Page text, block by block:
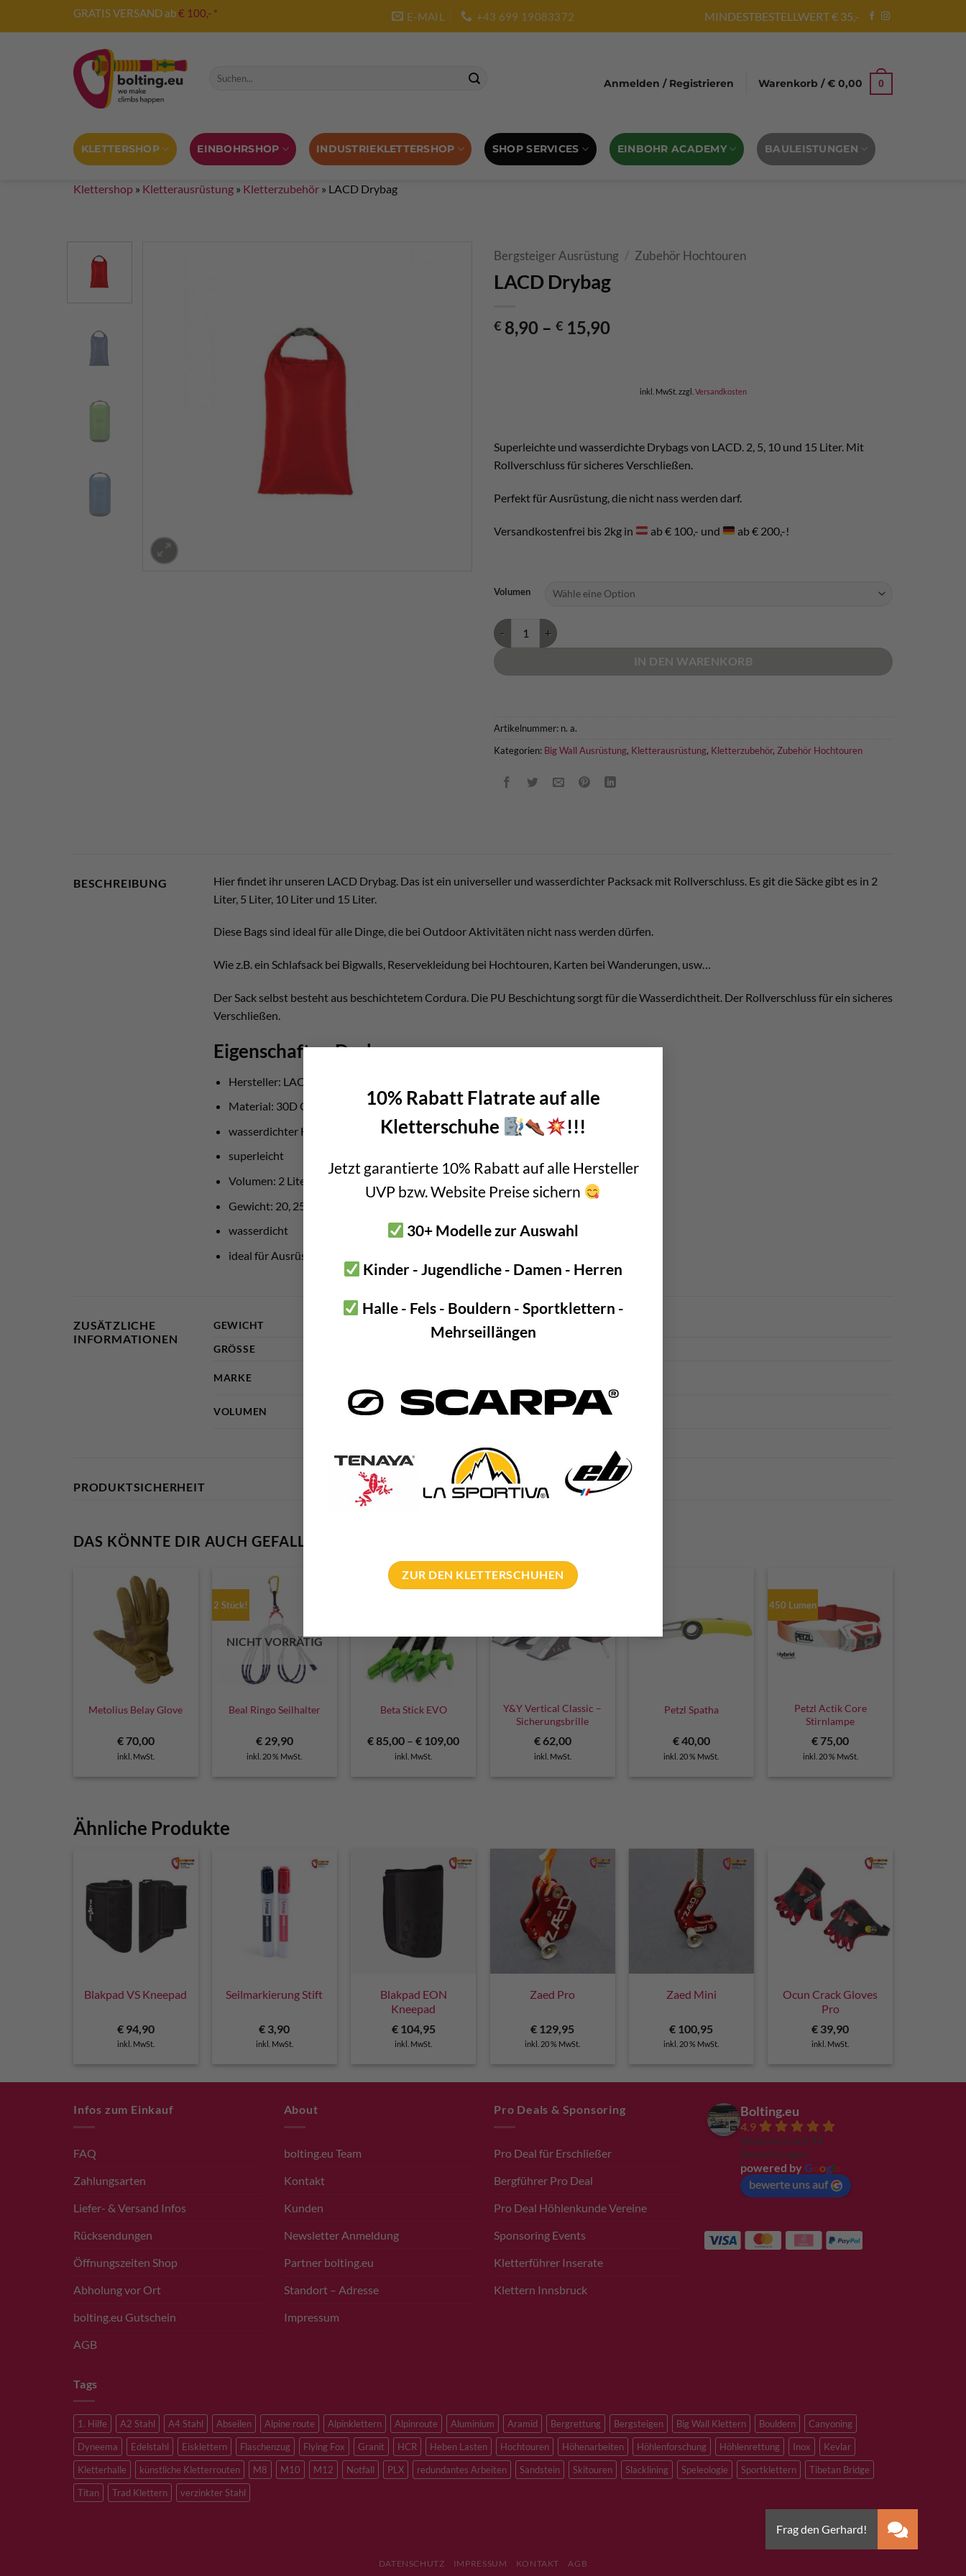
10% Rabatt Flatrate auf alle
Kletterschuhe
!!!
Jetzt garantierte 10% Rabatt auf alle Hersteller
UVP bzw. Website Preise sichern
30+ Modelle zur Auswahl
Kinder - Jugendliche - Damen - Herren
Halle - Fels - Bouldern - Sportklettern -
Mehrseillängen
ZUR DEN KLETTERSCHUHEN
GRATIS VERSAND ab€ 100,- * E-MAIL +43 699 19083372 MINDESTBESTELLWERT € 35,-
Suche nach:
Anmelden / Registrieren Warenkorb /€ 0,00 0
KLETTERSHOP EINBOHRSHOP INDUSTRIEKLETTERSHOP SHOP SERVICES EINBOHR ACADEMY BAULEISTUNGEN
Klettershop » Kletterausrüstung » Kletterzubehör » LACD Drybag
Bergsteiger Ausrüstung / Zubehör Hochtouren
LACD Drybag
€ 8,90 – € 15,90
inkl. MwSt. zzgl. Versandkosten
Superleichte und wasserdichte Drybags von LACD. 2, 5, 10 und 15 Liter. Mit
Rollverschluss für sicheres Verschließen.
Perfekt für Ausrüstung, die nicht nass werden darf.
Versandkostenfrei bis 2kg in ab € 100,- und ab € 200,-!
Volumen
LACD Drybag Menge
IN DEN WARENKORB
Artikelnummer: n. a.
Kategorien: Big Wall Ausrüstung, Kletterausrüstung, Kletterzubehör, Zubehör Hochtouren
BESCHREIBUNG
Hier findet ihr unseren LACD Drybag. Das ist ein universeller und wasserdichter Packsack mit Rollverschluss. Es git die Säcke gibt es in 2
Liter, 5 Liter, 10 Liter und 15 Liter.
Diese Bags sind ideal für alle Dinge, die bei Outdoor Aktivitäten nicht nass werden dürfen.
Wie z.B. ein Schlafsack bei Bigwalls, Reservekleidung bei Hochtouren, Karten bei Wanderungen, usw…
Der Sack selbst besteht aus beschichtetem Cordura. Die PU Beschichtung sorgt für die Wasserdichtheit. Der Rollverschluss für ein sicheres
Verschließen.
Eigenschaften Drybag
Hersteller: LACD
Material: 30D Cordura PU beschichtet
wasserdichter Hypalon Rand von Dupont
superleicht
Volumen: 2 Liter, 5 Liter, 10 Liter, 15 Liter
Gewicht: 20, 25, 32 und 40 Gramm
wasserdicht
ideal für Ausrüstung die trocken bleiben muss
ZUSÄTZLICHE
INFORMATIONEN
GEWICHT
n. a.
GRÖSSE
MARKE
VOLUMEN 10 Liter, 15 Liter, 2 Liter, 5 Liter
PRODUKTSICHERHEIT
DAS KÖNNTE DIR AUCH GEFALLEN …
Metolius Belay Glove
€70,00
inkl. MwSt.
2 Stück!
NICHT VORRÄTIG
Beal Ringo Seilhalter
€29,90
inkl. 20 % MwSt.
Beta Stick EVO
€85,00 –€ 109,00
inkl. MwSt.
Y&Y Vertical Classic –
Sicherungsbrille
€62,00
inkl. MwSt.
Petzl Spatha
€40,00
inkl. 20 % MwSt.
450 Lumen
Petzl Actik Core
Stirnlampe
€ 75,00
inkl. 20 % MwSt.
Ähnliche Produkte
Blakpad VS Kneepad
€94,90
inkl. MwSt.
Seilmarkierung Stift
€ 3,90
inkl. MwSt.
Blakpad EON
Kneepad
€104,95
inkl. MwSt.
Zaed Pro
€ 129,95
inkl. 20 % MwSt.
Zaed Mini
€ 100,95
inkl. 20 % MwSt.
Ocun Crack Gloves
Pro
€ 39,90
inkl. MwSt.
Infos zum Einkauf
FAQ
Zahlungsarten
Liefer- & Versand Infos
Rücksendungen
Öffnungszeiten Shop
Abholung vor Ort
bolting.eu Gutschein
AGB
About
bolting.eu Team
Kontakt
Kunden
Newsletter Anmeldung
Partner bolting.eu
Standort – Adresse
Impressum
Pro Deals & Sponsoring
Pro Deal für Erschließer
Bergführer Pro Deal
Pro Deal Höhlenkunde Vereine
Sponsoring Events
Kletterführer Inserate
Klettern Innsbruck
Bolting.eu
4.9
Basierend auf 94
Bewertungen
powered by G ogl
bewerte uns auf
Tags
1. Hilfe A2 Stahl A4 Stahl Abseilen Alpine route Alpinklettern Alpinroute Aluminium Aramid Bergrettung Bergsteigen Big Wall Klettern Bouldern
Canyoning
Dyneema
Edelstahl Eisklettern Flaschenzug Flying Fox Granit HCR Heben Lasten Hochtouren Höhenarbeiten Höhlenforschung Höhlenrettung Inox
Kevlar
Kletterhalle
künstliche Kletterrouten M8 M10 M12 Notfall PLX redundantes Arbeiten Sandstein Skitouren Slacklining Speleologie Sportklettern
Tibetan Bridge
Titan
Trad Klettern verzinkter Stahl
DATENSCHUTZ IMPRESSUM KONTAKT AGB